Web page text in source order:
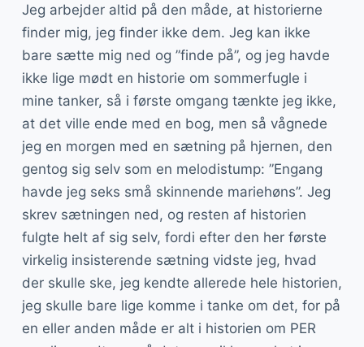
Jeg arbejder altid på den måde, at historierne
finder mig, jeg finder ikke dem. Jeg kan ikke
bare sætte mig ned og ”finde på”, og jeg havde
ikke lige mødt en historie om sommerfugle i
mine tanker, så i første omgang tænkte jeg ikke,
at det ville ende med en bog, men så vågnede
jeg en morgen med en sætning på hjernen, den
gentog sig selv som en melodistump: ”Engang
havde jeg seks små skinnende mariehøns”. Jeg
skrev sætningen ned, og resten af historien
fulgte helt af sig selv, fordi efter den her første
virkelig insisterende sætning vidste jeg, hvad
der skulle ske, jeg kendte allerede hele historien,
jeg skulle bare lige komme i tanke om det, for på
en eller anden måde er alt i historien om PER